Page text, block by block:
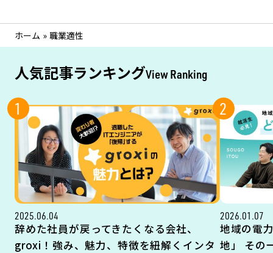
ホーム » 職業適性
人気記事ランキングView Ranking
1
2025.06.04
辞めた社員が戻ってきたくなる会社、
groxi！強み、魅力、特徴を紐解くインタ
2
2026.01.07
地域の電
地」 その